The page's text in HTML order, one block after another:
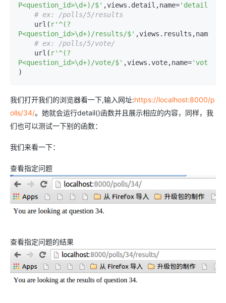
P<question_id>\d+)/$' ,views.detail,name='detail'
# ex: /polls/5/results
    url(
r'^(?
P<question_id>\d+)/results/$' ,views.results,name=
# ex: /polls/5/vote/
    url(
r'^(?
P<question_id>\d+)/vote/$' ,views.vote,name='vote'
我们打开我们的浏览器看一下,输入网址:https://localhost:8000/p
olls/34/。她就会运行detail()函数并且展示相应的内容，同样，我
们也可以测试一下别的函数：
我们来看一下：
查看指定问题
查看指定问题的结果